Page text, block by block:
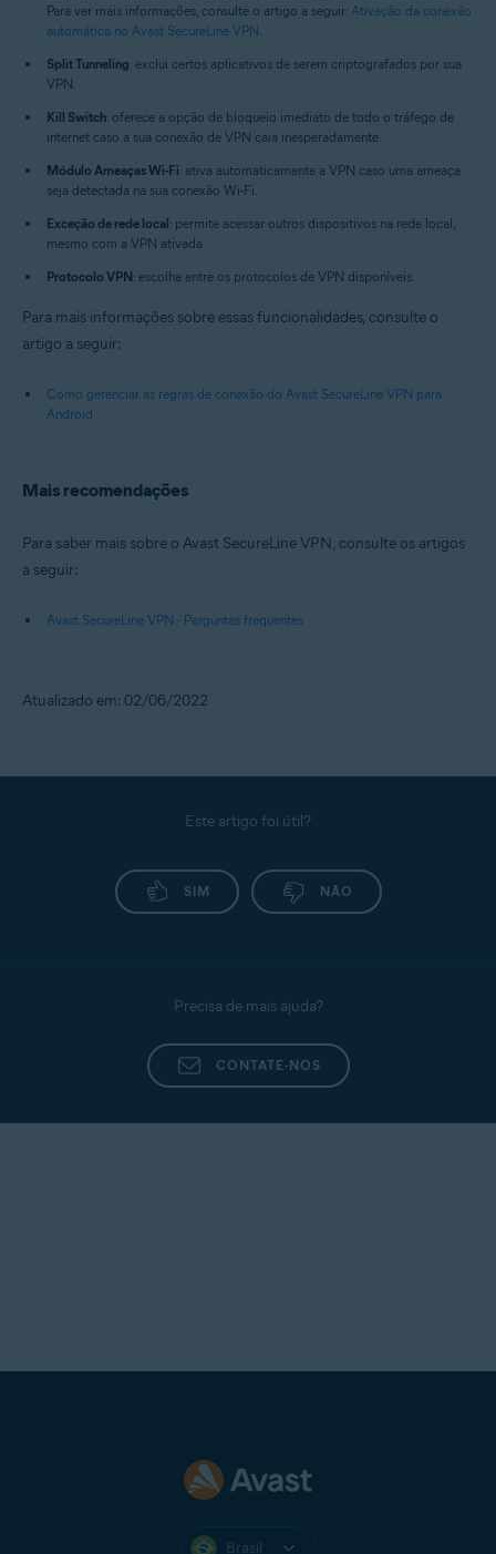
Para ver mais informações, consulte o artigo a seguir: Ativação da conexão
automática no Avast SecureLine VPN.
Split Tunneling: exclui certos aplicativos de serem criptografados por sua
VPN.
Kill Switch: oferece a opção de bloqueio imediato de todo o tráfego de
internet caso a sua conexão de VPN caia inesperadamente.
Módulo Ameaças Wi-Fi: ativa automaticamente a VPN caso uma ameaça
seja detectada na sua conexão Wi-Fi.
Exceção de rede local: permite acessar outros dispositivos na rede local,
mesmo com a VPN ativada.
Protocolo VPN: escolha entre os protocolos de VPN disponíveis.
Para mais informações sobre essas funcionalidades, consulte o
artigo a seguir:
Como gerenciar as regras de conexão do Avast SecureLine VPN para
Android
Mais recomendações
Para saber mais sobre o Avast SecureLine VPN, consulte os artigos
a seguir:
Avast SecureLine VPN - Perguntas frequentes
Atualizado em: 02/06/2022
Este artigo foi útil?
SIM NÃO
Precisa de mais ajuda?
CONTATE-NOS
Brasil